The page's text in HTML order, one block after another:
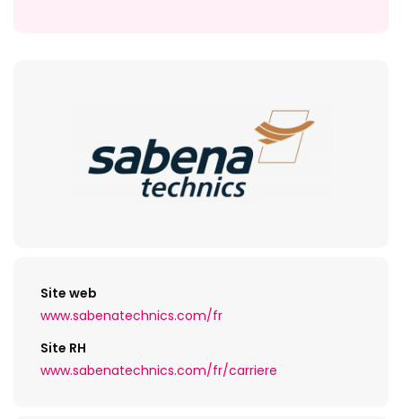
Site web
www.sabenatechnics.com/fr
Site RH
www.sabenatechnics.com/fr/carriere